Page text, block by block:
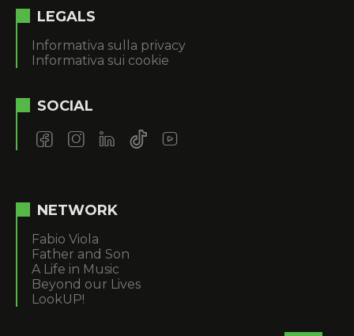
LEGALS
Informativa sulla privacy
Informativa sui cookie
SOCIAL
NETWORK
Fabio Viola
Father and Son
A Life in Music
Beyond our Lives
LookUP!